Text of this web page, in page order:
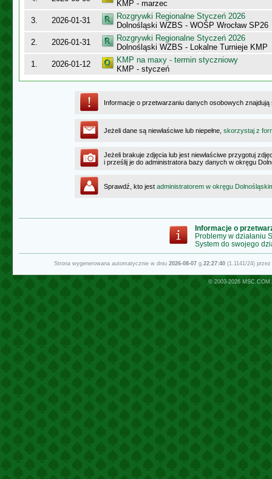
KMP - marzec
3.
2026-01-31
Rozgrywki Regionalne Styczeń 2026
Dolnośląski WZBS - WOŚP Wrocław SP26
2.
2026-01-31
Rozgrywki Regionalne Styczeń 2026
Dolnośląski WZBS - Lokalne Turnieje KMP
1.
2026-01-12
KMP na maxy - termin styczniowy
KMP - styczeń
Informacje o przetwarzaniu danych osobowych
Jeżeli dane są niewłaściwe lub niepełne, skorzystaj z
Jeżeli brakuje zdjęcia lub jest niewłaściwe przygotuj
i prześlij je do administratora bazy danych w okręgu
Sprawdź, kto jest administratorem w okręgu
Informacje o
Problemy w działaniu
System do swojego
Strona wygenerowana automatycznie w dniu 2026-08-07 g.22:27:40 (1.1141/24)
© 2003-2026